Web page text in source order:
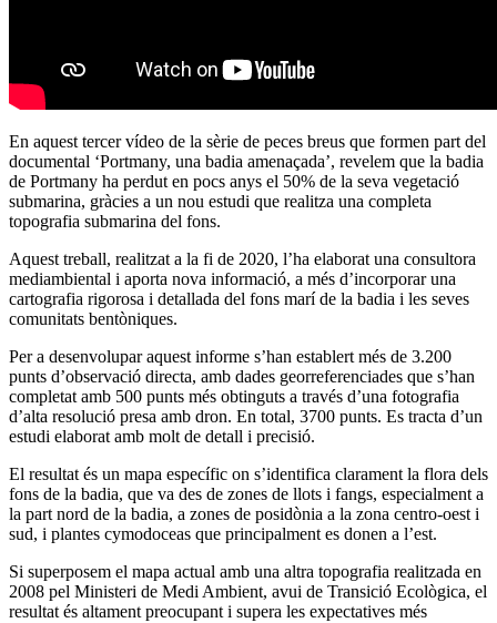
En aquest tercer vídeo de la sèrie de peces breus que formen part del
documental ‘Portmany, una badia amenaçada’, revelem que la badia
de Portmany ha perdut en pocs anys el 50% de la seva vegetació
submarina, gràcies a un nou estudi que realitza una completa
topografia submarina del fons.
Aquest treball, realitzat a la fi de 2020, l’ha elaborat una consultora
mediambiental i aporta nova informació, a més d’incorporar una
cartografia rigorosa i detallada del fons marí de la badia i les seves
comunitats bentòniques.
Per a desenvolupar aquest informe s’han establert més de 3.200
punts d’observació directa, amb dades georreferenciades que s’han
completat amb 500 punts més obtinguts a través d’una fotografia
d’alta resolució presa amb dron. En total, 3700 punts. Es tracta d’un
estudi elaborat amb molt de detall i precisió.
El resultat és un mapa específic on s’identifica clarament la flora dels
fons de la badia, que va des de zones de llots i fangs, especialment a
la part nord de la badia, a zones de posidònia a la zona centro-oest i
sud, i plantes cymodoceas que principalment es donen a l’est.
Si superposem el mapa actual amb una altra topografia realitzada en
2008 pel Ministeri de Medi Ambient, avui de Transició Ecològica, el
resultat és altament preocupant i supera les expectatives més